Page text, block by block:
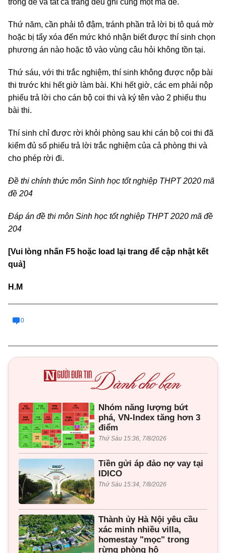
trong đề và tất cả trang đều ghi cùng một mã đề.
Thứ năm, cần phải tô đậm, tránh phần trả lời bị tô quá mờ
hoặc bị tẩy xóa đến mức khó nhận biết được thí sinh chọn
phương án nào hoặc tô vào vùng câu hỏi không tồn tại.
Thứ sáu, với thi trắc nghiệm, thí sinh không được nộp bài
thi trước khi hết giờ làm bài. Khi hết giờ, các em phải nộp
phiếu trả lời cho cán bộ coi thi và ký tên vào 2 phiếu thu
bài thi.
Thí sinh chỉ được rời khỏi phòng sau khi cán bộ coi thi đã
kiểm đủ số phiếu trả lời trắc nghiệm của cả phòng thi và
cho phép rời đi.
Đề thi chính thức môn Sinh học tốt nghiệp THPT 2020 mã
đề 204
Đáp án đề thi môn Sinh học tốt nghiệp THPT 2020 mã đề
204
[Vui lòng nhấn F5 hoặc load lại trang để cập nhật kết
quả]
H.M
0
Nhóm năng lượng bứt
phá, VN-Index tăng hơn 3
điểm
Thứ Sáu 15:36, 7/8/2026
Tiền gửi áp đảo nợ vay tại
IDICO
Thứ Sáu 15:34, 7/8/2026
Thành ủy Hà Nội yêu cầu
xác minh nhiều villa,
homestay "mọc" trong
rừng phòng hộ